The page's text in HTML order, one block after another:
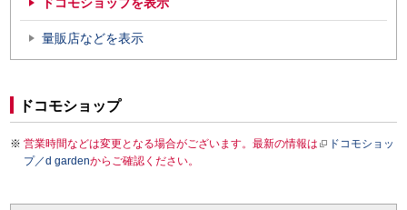
量販店などを表示
ドコモショップ
営業時間などは変更となる場合がございます。最新の情報は
ドコモショッ
プ／d gardenからご確認ください。